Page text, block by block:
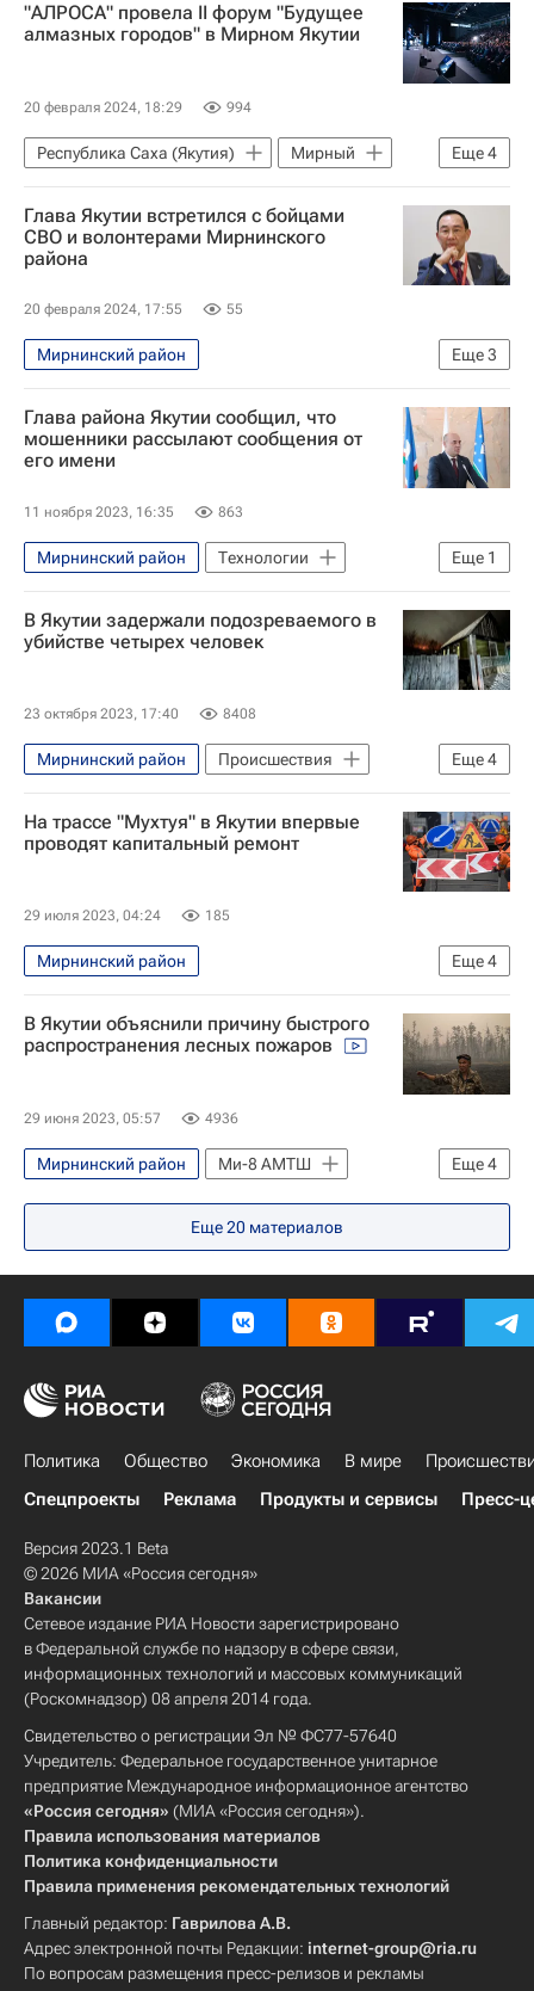
Айсен Николаев
"АЛРОСА" провела II форум "Будущее
алмазных городов" в Мирном Якутии
20 февраля 2024, 18:29 994
Еще4
Республика Саха (Якутия)
Мирный
Айсен Николаев
Павел Маринычев
Дальний Восток
Алроса
Глава Якутии встретился с бойцами
СВО и волонтерами Мирнинского
района
20 февраля 2024, 17:55 55
Еще3
Мирнинский район
Республика Саха (Якутия)
Айсен Николаев
Мирный
Глава района Якутии сообщил, что
мошенники рассылают сообщения от
его имени
11 ноября 2023, 16:35 863
Еще 1
Мирнинский район
Технологии
Telegram
В Якутии задержали подозреваемого в
убийстве четырех человек
23 октября 2023, 17:40 8408
Еще4
Мирнинский район
Происшествия
Республика Саха (Якутия)
Мирный
Ирина Волк
На трассе "Мухтуя" в Якутии впервые
проводят капитальный ремонт
29 июля 2023, 04:24 185
Еще4
Мирнинский район
Республика Саха (Якутия)
Айсен Николаев
Алроса Якутск
В Якутии объяснили причину быстрого
распространения лесных пожаров
29 июня 2023, 05:57 4936
Еще4
Мирнинский район
Ми-8 АМТШ
Природные пожары в России
Якутск
Происшествия
Еще20 материалов
Политика Общество Экономика В мире
Спецпроекты
Реклама Продукты и сервисы Пресс-
Версия 2023.1 Beta
© 2026 МИА «Россия сегодня»
Вакансии
Сетевое издание РИА Новости зарегистрировано
в Федеральной службе по надзору в сфере связи,
информационных технологий и массовых коммуникаций
(Роскомнадзор) 08 апреля 2014 года.
Свидетельство о регистрации Эл № ФС77-57640
Учредитель: Федеральное государственное унитарное
предприятие Международное информационное агентство
«Россия сегодня» (МИА «Россия сегодня»).
Правила использования материалов
Политика конфиденциальности
Правила применения рекомендательных технологий
Главный редактор: Гаврилова А.В.
Адрес электронной почты Редакции: internet-group@ria.ru
По вопросам размещения пресс-релизов и рекламы